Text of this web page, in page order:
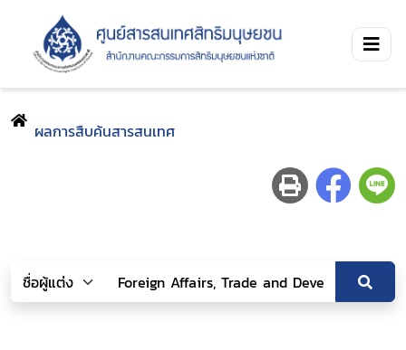
ผลการสืบค้นสารสนเทศ